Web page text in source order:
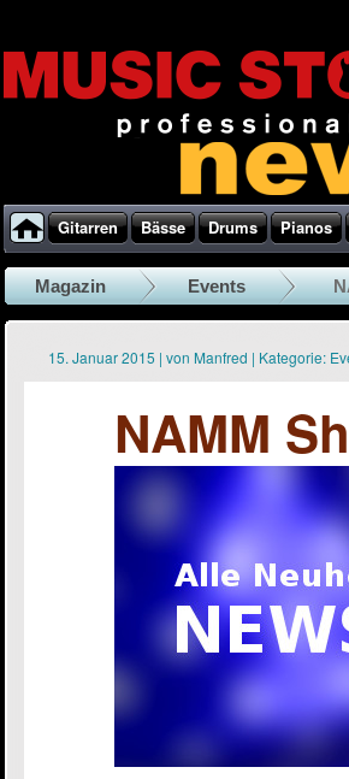
Gitarren Bässe Drums Pianos
Magazin Events
15. Januar 2015 | von Manfred | Kategorie:
NAMM